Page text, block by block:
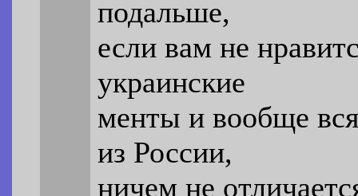
подальше,
если вам не
украинские
менты и вообще
из России,
ничем не